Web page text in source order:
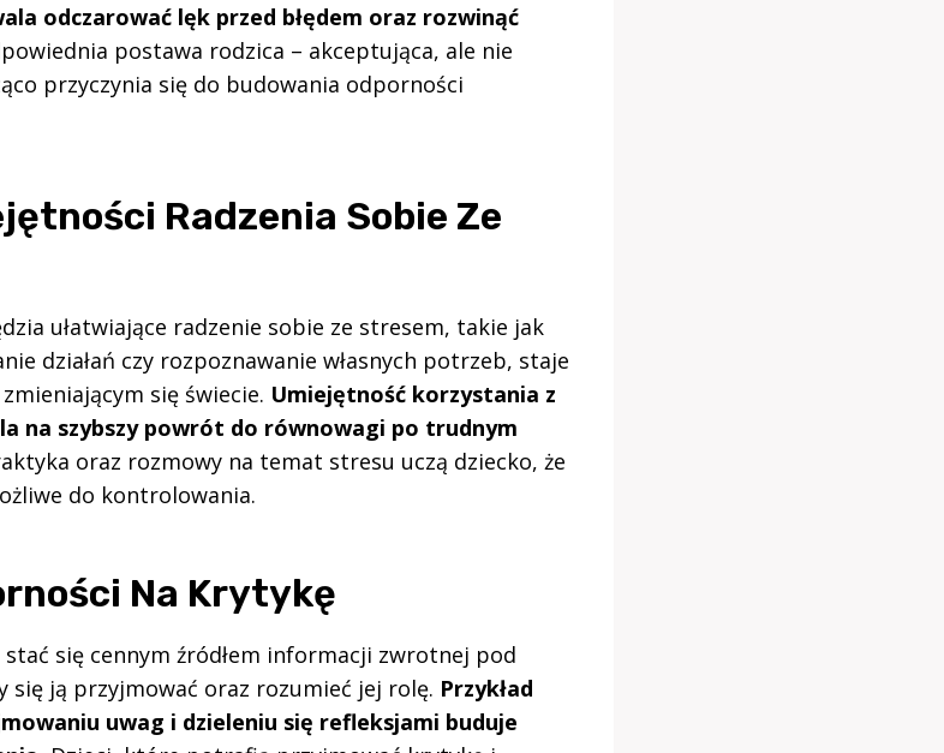
odczarować lęk przed błędem oraz rozwinąć
postawa rodzica – akceptująca, ale nie
przyczynia się do budowania odporności
Radzenia Sobie Ze
ułatwiające radzenie sobie ze stresem, takie jak
działań czy rozpoznawanie własnych potrzeb, staje
się świecie. Umiejętność korzystania z
na szybszy powrót do równowagi po trudnym
oraz rozmowy na temat stresu uczą dziecko, że
do kontrolowania.
Na Krytykę
się cennym źródłem informacji zwrotnej pod
się ją przyjmować oraz rozumieć jej rolę. Przykład
uwag i dzieleniu się refleksjami buduje